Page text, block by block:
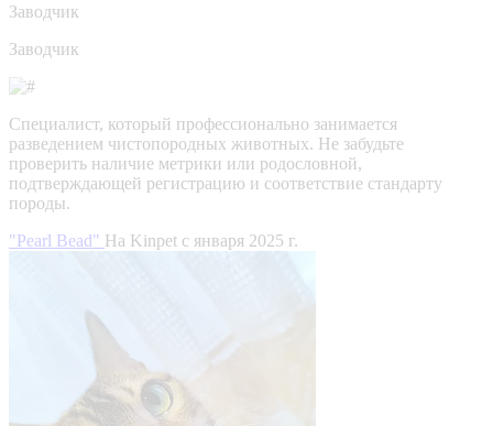
Заводчик
Заводчик
Специалист, который профессионально занимается
разведением чистопородных животных. Не забудьте
проверить наличие метрики или родословной,
подтверждающей регистрацию и соответствие стандарту
породы.
"Pearl Bead" На Kinpet c января 2025 г.